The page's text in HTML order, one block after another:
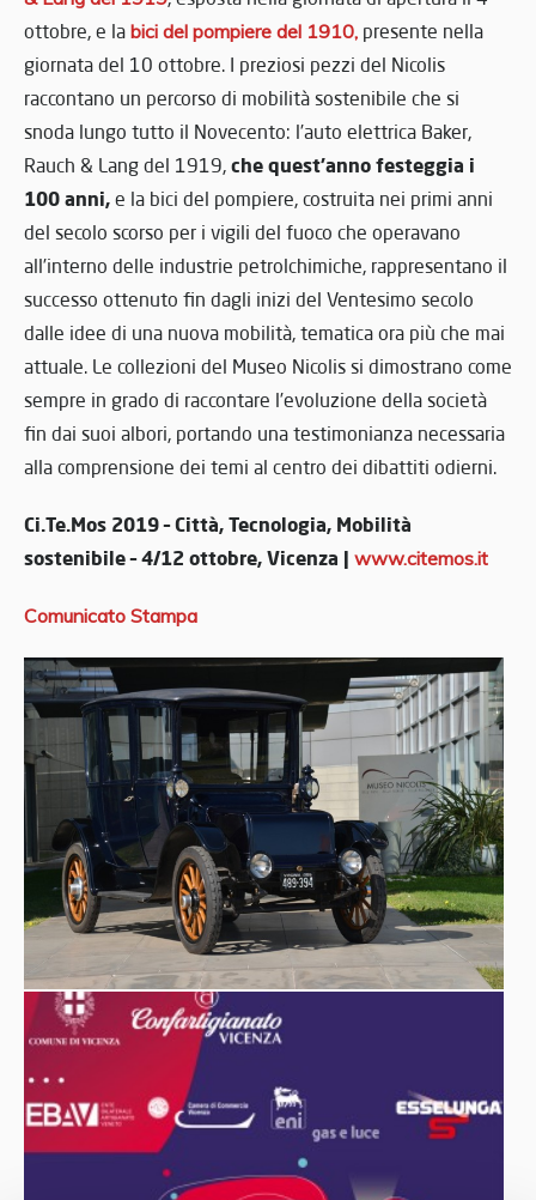
ottobre, e la bici del pompiere del 1910, presente nella
giornata del 10 ottobre. I preziosi pezzi del Nicolis
raccontano un percorso di mobilità sostenibile che si
snoda lungo tutto il Novecento: l’auto elettrica Baker,
Rauch & Lang del 1919, che quest’anno festeggia i
100 anni, e la bici del pompiere, costruita nei primi anni
del secolo scorso per i vigili del fuoco che operavano
all’interno delle industrie petrolchimiche, rappresentano il
successo ottenuto fin dagli inizi del Ventesimo secolo
dalle idee di una nuova mobilità, tematica ora più che mai
attuale. Le collezioni del Museo Nicolis si dimostrano come
sempre in grado di raccontare l’evoluzione della società
fin dai suoi albori, portando una testimonianza necessaria
alla comprensione dei temi al centro dei dibattiti odierni.
Ci.Te.Mos 2019 – Città, Tecnologia, Mobilità
sostenibile – 4/12 ottobre, Vicenza | www.citemos.it
Comunicato Stampa